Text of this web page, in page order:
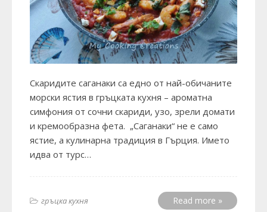
Скаридите саганаки са едно от най-обичаните
морски ястия в гръцката кухня – ароматна
симфония от сочни скариди, узо, зрели домати
и кремообразна фета. „Саганаки“ не е само
ястие, а кулинарна традиция в Гърция. Името
идва от турс…
гръцка кухня Read more »